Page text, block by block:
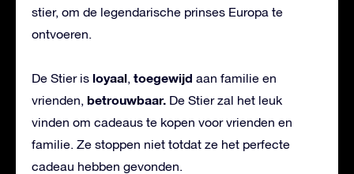
stier, om de legendarische prinses Europa te
ontvoeren.
De Stier is loyaal, toegewijd aan familie en
vrienden, betrouwbaar. De Stier zal het leuk
vinden om cadeaus te kopen voor vrienden en
familie. Ze stoppen niet totdat ze het perfecte
cadeau hebben gevonden.